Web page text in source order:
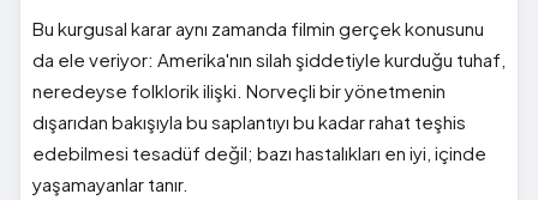
Bu kurgusal karar aynı zamanda filmin gerçek konusunu
da ele veriyor: Amerika'nın silah şiddetiyle kurduğu tuhaf,
neredeyse folklorik ilişki. Norveçli bir yönetmenin
dışarıdan bakışıyla bu saplantıyı bu kadar rahat teşhis
edebilmesi tesadüf değil; bazı hastalıkları en iyi, içinde
yaşamayanlar tanır.